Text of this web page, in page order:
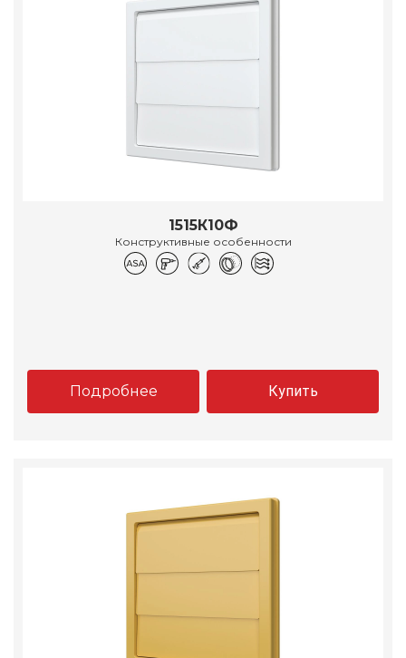
1515К10Ф
Конструктивные особенности
Подробнее Купить